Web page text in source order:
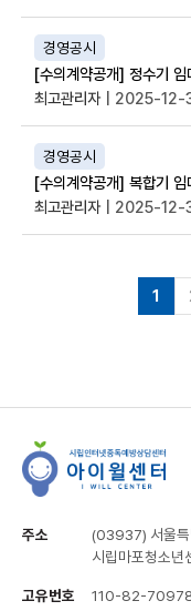
경영공시
[수의계약공개] 정수기 임
최고관리자 | 2025-12-
경영공시
[수의계약공개] 복합기 임
최고관리자 | 2025-12-
1
주소
(03937) 서울특
시립마포청소년
고유번호 110-82-